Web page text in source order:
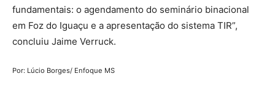
fundamentais: o agendamento do seminário binacional
em Foz do Iguaçu e a apresentação do sistema TIR”,
concluiu Jaime Verruck.
Por: Lúcio Borges/ Enfoque MS